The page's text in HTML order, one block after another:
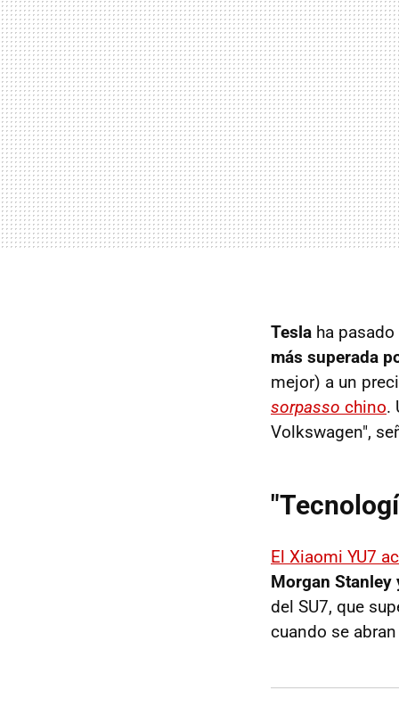
Tesla ha
más superada
mejor) a un
sorpasso chino.
Volkswagen",
El Xiaomi YU7
Morgan
del SU7, que
cuando se